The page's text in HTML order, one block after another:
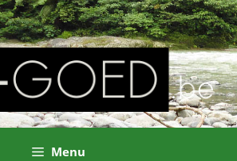
Menu